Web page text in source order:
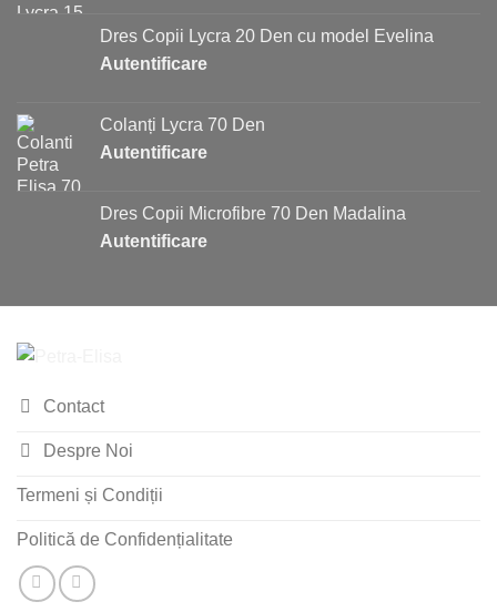
Dres Copii Lycra 20 Den cu model Evelina
Autentificare
Colanți Lycra 70 Den
Autentificare
Dres Copii Microfibre 70 Den Madalina
Autentificare
Contact
Despre Noi
Termeni și Condiții
Politică de Confidențialitate